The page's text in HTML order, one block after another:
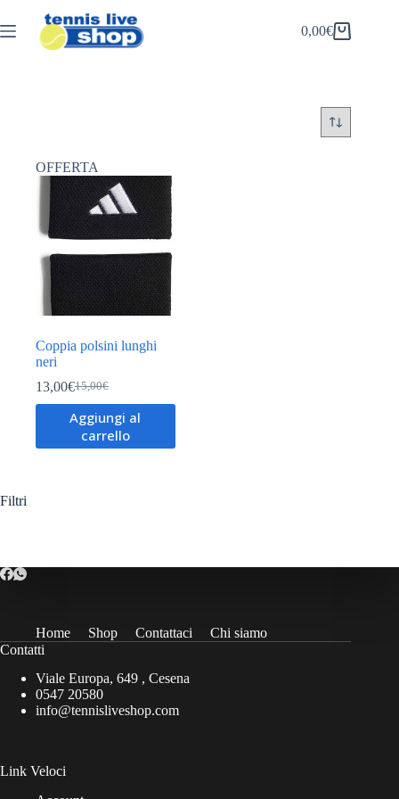
al
contenuto
Carrello
0,00€
OFFERTA
Coppia polsini lunghi
neri
15,00€
Il
prezzo
originale
era:
13,00€Il
prezzo
attuale
Aggiungi al
carrello
Filtri
Home Shop Contattaci
Chi siamo
Contatti
Viale Europa, 649 , Cesena
0547 20580
info@tennisliveshop.com
Link Veloci